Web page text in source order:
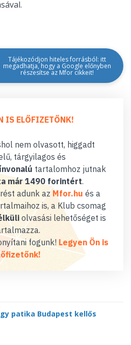
Tájékozódjon hiteles forrásból: itt
megadhatja, hogy a Google előnyben
részesítse az Mfor cikkeit!
IS ELŐFIZETŐNK!
nem olvasott, higgadt
tárgyilagos és
tartalomhoz jutnak
már 1490 forintért.
adunk az Mfor.hu és a
is, a Klub csomag
olvasási lehetőséget is
fogunk! Legyen Ön is
patika Budapest kellős